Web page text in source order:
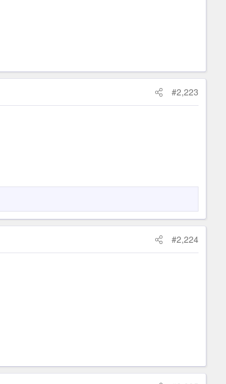
#2,223
#2,224